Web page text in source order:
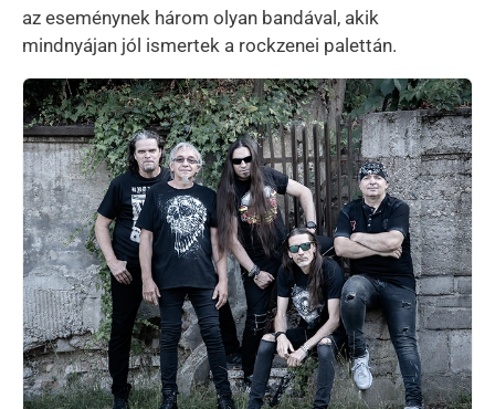
az eseménynek három olyan bandával, akik
mindnyájan jól ismertek a rockzenei palettán.
Kép